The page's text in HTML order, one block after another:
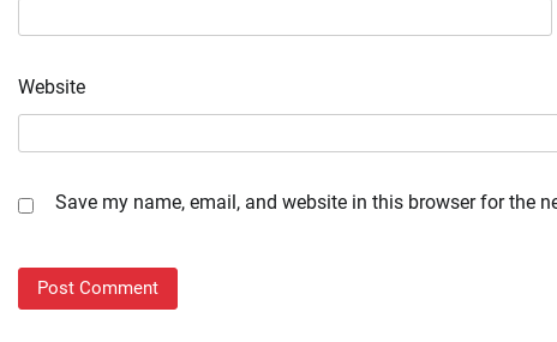
Website
Save my name, email, and website in this browser for the